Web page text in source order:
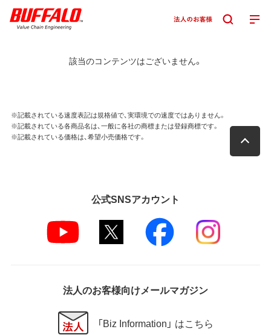
該当のコンテンツはございません。
※記載されている速度表記は規格値で、実環境での速度ではありません。
※記載されている各商品名は、一般に各社の商標または登録商標です。
※記載されている価格は、希望小売価格です。
公式SNSアカウント
法人のお客様向けメールマガジン
「Biz Information」 はこちら